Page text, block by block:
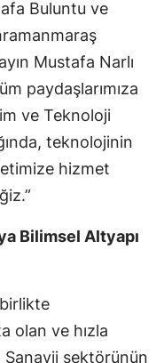
Buluntu ve
Mustafa Narlı
paydaşlarımıza
ve Teknoloji
teknolojinin
hizmet
Bilimsel Altyapı
olan ve hızla
Sanayii sektörünün